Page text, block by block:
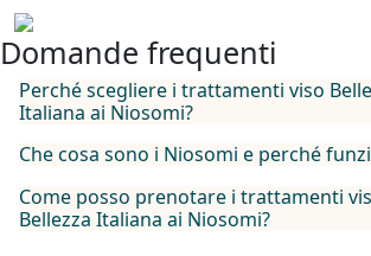
Domande frequenti
Perché scegliere i trattamenti viso
Italiana ai Niosomi?
Che cosa sono i Niosomi e perché
Come posso prenotare i trattamenti
Bellezza Italiana ai Niosomi?